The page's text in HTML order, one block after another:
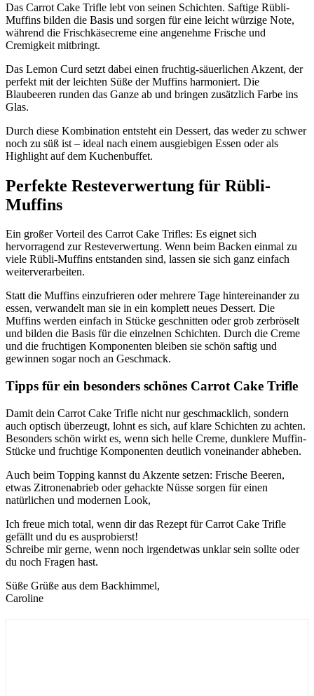
Das Carrot Cake Trifle lebt von seinen Schichten. Saftige Rübli-
Muffins bilden die Basis und sorgen für eine leicht würzige Note,
während die Frischkäsecreme eine angenehme Frische und
Cremigkeit mitbringt.
Das Lemon Curd setzt dabei einen fruchtig-säuerlichen Akzent, der
perfekt mit der leichten Süße der Muffins harmoniert. Die
Blaubeeren runden das Ganze ab und bringen zusätzlich Farbe ins
Glas.
Durch diese Kombination entsteht ein Dessert, das weder zu schwer
noch zu süß ist – ideal nach einem ausgiebigen Essen oder als
Highlight auf dem Kuchenbuffet.
Perfekte Resteverwertung für Rübli-
Muffins
Ein großer Vorteil des Carrot Cake Trifles: Es eignet sich
hervorragend zur Resteverwertung. Wenn beim Backen einmal zu
viele Rübli-Muffins entstanden sind, lassen sie sich ganz einfach
weiterverarbeiten.
Statt die Muffins einzufrieren oder mehrere Tage hintereinander zu
essen, verwandelt man sie in ein komplett neues Dessert. Die
Muffins werden einfach in Stücke geschnitten oder grob zerbröselt
und bilden die Basis für die einzelnen Schichten. Durch die Creme
und die fruchtigen Komponenten bleiben sie schön saftig und
gewinnen sogar noch an Geschmack.
Tipps für ein besonders schönes Carrot Cake Trifle
Damit dein Carrot Cake Trifle nicht nur geschmacklich, sondern
auch optisch überzeugt, lohnt es sich, auf klare Schichten zu achten.
Besonders schön wirkt es, wenn sich helle Creme, dunklere Muffin-
Stücke und fruchtige Komponenten deutlich voneinander abheben.
Auch beim Topping kannst du Akzente setzen: Frische Beeren,
etwas Zitronenabrieb oder gehackte Nüsse sorgen für einen
natürlichen und modernen Look,
Ich freue mich total, wenn dir das Rezept für Carrot Cake Trifle
gefällt und du es ausprobierst!
Schreibe mir gerne, wenn noch irgendetwas unklar sein sollte oder
du noch Fragen hast.
Süße Grüße aus dem Backhimmel,
Caroline